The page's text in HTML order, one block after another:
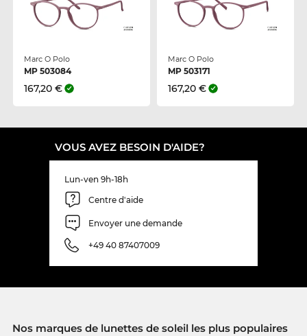
Marc O Polo
MP 503084
167,20 €
Marc O Polo
MP 503171
167,20 €
VOUS AVEZ BESOIN D'AIDE?
Lun-ven 9h-18h
Centre d'aide
Envoyer une demande
+49 40 87407009
Nos marques de lunettes de soleil les plus populaires